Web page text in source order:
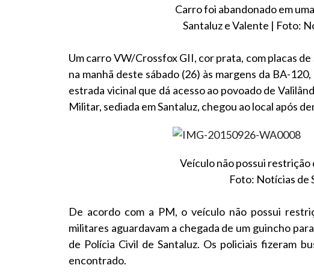
Carro foi abandonado em
Santaluz e Valente | Foto:
Um carro VW/Crossfox GII, cor prata, com placas
na manhã deste sábado (26) às margens da BA-
estrada vicinal que dá acesso ao povoado de
Militar, sediada em Santaluz, chegou ao local após
Veículo não possui
Foto: Notícias de
De acordo com a PM, o veículo não possui
militares aguardavam a chegada de um guincho
de Polícia Civil de Santaluz. Os policiais fizeram
encontrado.